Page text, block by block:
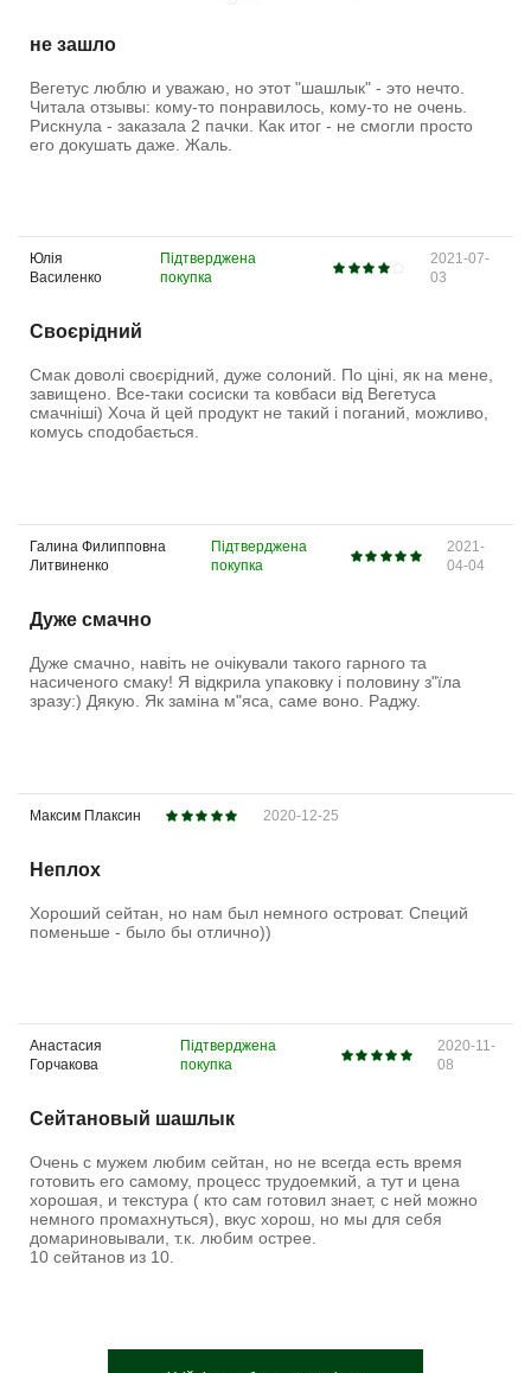
не зашло
Вегетус люблю и уважаю, но этот "шашлык" - это нечто.
Читала отзывы: кому-то понравилось, кому-то не очень.
Рискнула - заказала 2 пачки. Как итог - не смогли просто
его докушать даже. Жаль.
Юлія
Василенко
Підтверджена
покупка
2021-07-
03
Своєрідний
Смак доволі своєрідний, дуже солоний. По ціні, як на мене,
завищено. Все-таки сосиски та ковбаси від Вегетуса
смачніші) Хоча й цей продукт не такий і поганий, можливо,
комусь сподобається.
Галина Филипповна
Литвиненко
Підтверджена
покупка
2021-
04-04
Дуже смачно
Дуже смачно, навіть не очікували такого гарного та
насиченого смаку! Я відкрила упаковку і половину з"їла
зразу:) Дякую. Як заміна м"яса, саме воно. Раджу.
Максим Плаксин 2020-12-25
Неплох
Хороший сейтан, но нам был немного островат. Специй
поменьше - было бы отлично))
Анастасия
Горчакова
Підтверджена
покупка
2020-11-
08
Сейтановый шашлык
Очень с мужем любим сейтан, но не всегда есть время
готовить его самому, процесс трудоемкий, а тут и цена
хорошая, и текстура ( кто сам готовил знает, с ней можно
немного промахнуться), вкус хорош, но мы для себя
домариновывали, т.к. любим острее.
10 сейтанов из 10.